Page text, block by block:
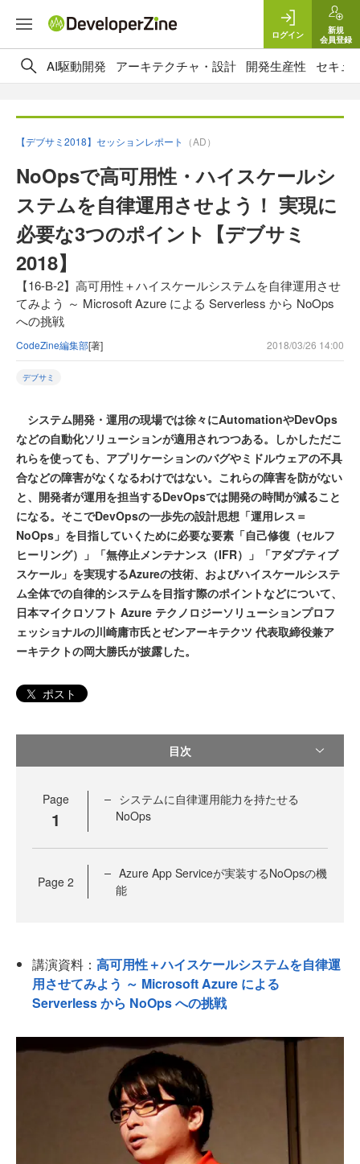
ログイン
新規
会員登録
AI駆動開発 アーキテクチャ・設計 開発生産性 セキュ
【デブサミ2018】セッションレポート （AD）
NoOpsで高可用性・ハイスケールシ
ステムを自律運用させよう！ 実現に
必要な3つのポイント【デブサミ
2018】
【16-B-2】高可用性＋ハイスケールシステムを自律運用させ
てみよう ～ Microsoft Azure による Serverless から NoOps
への挑戦
CodeZine編集部[著] 2018/03/26 14:00
デブサミ
システム開発・運用の現場では徐々にAutomationやDevOps
などの自動化ソリューションが適用されつつある。しかしただこ
れらを使っても、アプリケーションのバグやミドルウェアの不具
合などの障害がなくなるわけではない。これらの障害を防がない
と、開発者が運用を担当するDevOpsでは開発の時間が減ること
になる。そこでDevOpsの一歩先の設計思想「運用レス＝
NoOps」を目指していくために必要な要素「自己修復（セルフ
ヒーリング）」「無停止メンテナンス（IFR）」「アダプティブ
スケール」を実現するAzureの技術、およびハイスケールシステ
ム全体での自律的システムを目指す際のポイントなどについて、
日本マイクロソフト Azure テクノロジーソリューションプロフ
ェッショナルの川崎庸市氏とゼンアーキテクツ 代表取締役兼ア
ーキテクトの岡大勝氏が披露した。
ポスト
目次
Page
1
システムに自律運用能力を持たせる
NoOps
Page 2
Azure App Serviceが実装するNoOpsの機
能
講演資料： 高可用性＋ハイスケールシステムを自律運
用させてみよう ～ Microsoft Azure による
Serverless から NoOps への挑戦